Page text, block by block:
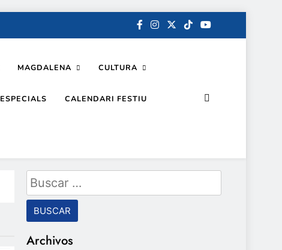
MAGDALENA CULTURA
ESPECIALS CALENDARI FESTIU
Buscar:
Archivos